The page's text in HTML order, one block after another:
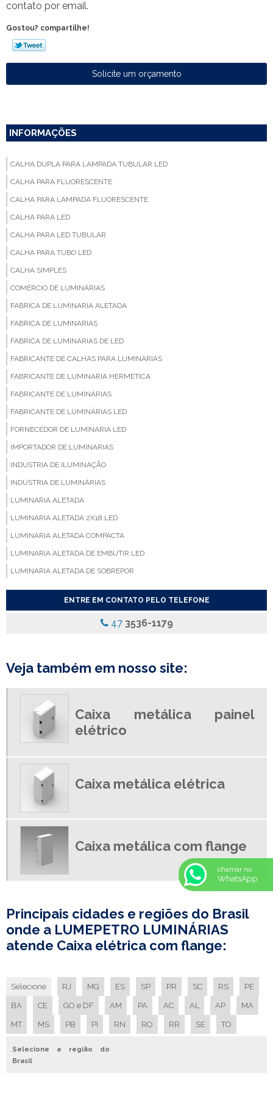
contato por email.
Gostou? compartilhe!
Solicite um orçamento
INFORMAÇÕES
CALHA DUPLA PARA LAMPADA TUBULAR LED
CALHA PARA FLUORESCENTE
CALHA PARA LAMPADA FLUORESCENTE
CALHA PARA LED
CALHA PARA LED TUBULAR
CALHA PARA TUBO LED
CALHA SIMPLES
COMÉRCIO DE LUMINÁRIAS
FABRICA DE LUMINARIA ALETADA
FABRICA DE LUMINARIAS
FABRICA DE LUMINARIAS DE LED
FABRICANTE DE CALHAS PARA LUMINARIAS
FABRICANTE DE LUMINARIA HERMETICA
FABRICANTE DE LUMINÁRIAS
FABRICANTE DE LUMINÁRIAS LED
FORNECEDOR DE LUMINARIA LED
IMPORTADOR DE LUMINARIAS
INDUSTRIA DE ILUMINAÇÃO
INDÚSTRIA DE LUMINÁRIAS
LUMINARIA ALETADA
LUMINARIA ALETADA 2X18 LED
LUMINARIA ALETADA COMPACTA
LUMINARIA ALETADA DE EMBUTIR LED
LUMINARIA ALETADA DE SOBREPOR
LUMINARIA ALETADA EMBUTIR
LUMINARIA COM DIFUSOR ACRILICO
LUMINARIA COM REFLETOR
LUMINARIA COM REFLETOR DE ALUMINIO
LUMINARIA COMERCIAL
LUMINARIA DE EMBUTIR
LUMINARIA DE EMBUTIR PREÇO
LUMINARIA DE LED EMPRESA
LUMINARIA EMBUTIR COM ALETAS
LUMINARIA HERMETICA
LUMINÁRIA HERMÉTICA IP65
LUMINARIA HERMETICA PRECO
LUMINARIA IP65
LUMINARIA LED FABRICANTE
LUMINARIA SIMPLES
LUMINARIA SIMPLES PREÇO
LUMINARIA TUBULAR ALETADA
ENTRE EM CONTATO PELO TELEFONE
47 3536-1179
Veja também em nosso site:
Caixa metálica painel
elétrico
Caixa metálica elétrica
Caixa metálica com flange
Principais cidades e regiões do Brasil
onde a LUMEPETRO LUMINÁRIAS
atende Caixa elétrica com flange:
Selecione RJ MG ES SP PR SC RS PE
BA CE GO e DF AM PA AC AL AP MA
MT MS PB PI RN RO RR SE TO
Selecione a região do
Brasil
chamar no
WhatsApp